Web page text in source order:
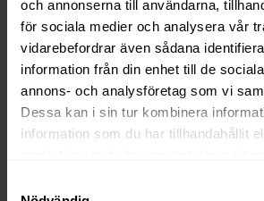
och annonserna till användarna,
för sociala medier och analysera vår
vidarebefordrar även sådana
information från din enhet till de
annons- och analysföretag som vi
Dessa kan i sin tur kombinera
information som du har tillhandahållit